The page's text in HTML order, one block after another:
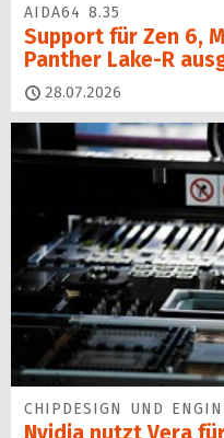
AIDA64 8.35
Support für Zen 6,
Panther Lake-R
28.07.2026
CHIPDESIGN UND